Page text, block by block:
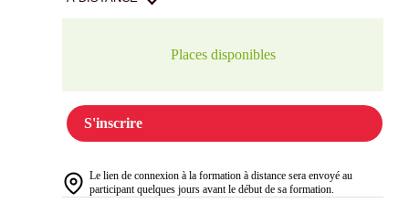
Places disponibles
S'inscrire
Le lien de connexion à la formation à distance sera envoyé au
participant quelques jours avant le début de sa formation.